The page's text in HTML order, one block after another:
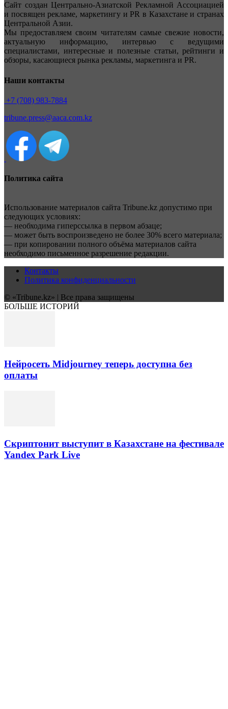
Сайт создан Центрально-Азиатской Рекламной Ассоциацией
и посвящен рекламе, маркетингу и PR в Казахстане и странах
Центральной Азии.
Мы предоставляем своим читателям самые свежие новости,
актуальную информацию, интервью с ведущими
специалистами, интересные и полезные статьи, рейтинги и
обзоры, касающиеся рынка рекламы, маркетинга и PR.
Наши контакты
+7 (708) 983-7884
tribune.press@aaca.com.kz
Политика сайта
Использование материалов сайта Tribune.kz допустимо при
следующих условиях:
— необходима гиперссылка в первом абзаце;
— может быть воспроизведено не более 30% всего материала;
— при копировании полного объёма материалов сайта
необходимо письменное разрешение редакции.
Контакты
Политика конфиденциальности
© «Tribune.kz» | Все права защищены
БОЛЬШЕ ИСТОРИЙ
Нейросеть Midjourney теперь доступна без
оплаты
Скриптонит выступит в Казахстане на фестивале
Yandex Park Live